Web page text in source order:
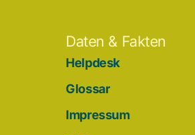
Daten & Fakten
Helpdesk
Glossar
Impressum